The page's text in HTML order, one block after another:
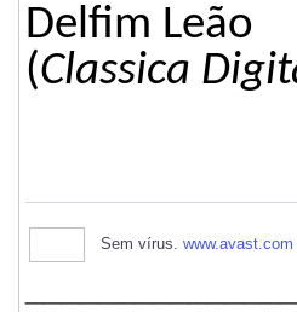
Delfim Leão
(Classica
Sem vírus.www.avast.com